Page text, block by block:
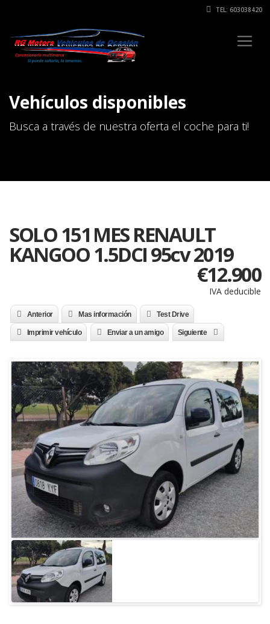
TEL: 603038420
Vehículos disponibles
Busca a través de nuestra oferta el coche para ti!
SOLO 151 MES RENAULT
KANGOO 1.5DCI 95cv 2019
€12.900
IVA deducible
Anterior Mas información Test Drive
Imprimir vehículo Enviar a un amigo Siguiente